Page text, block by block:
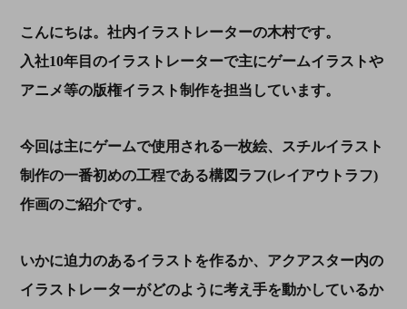
こんにちは。社内イラストレーターの木村です。
入社10年目のイラストレーターで主にゲームイラストや
アニメ等の版権イラスト制作を担当しています。
今回は主にゲームで使用される一枚絵、スチルイラスト
制作の一番初めの工程である構図ラフ(レイアウトラフ)
作画のご紹介です。
いかに迫力のあるイラストを作るか、アクアスター内の
イラストレーターがどのように考え手を動かしているか